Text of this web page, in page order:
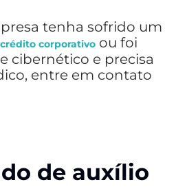
tenha sofrido um
corporativo ou foi
cibernético e precisa
entre em contato
de auxílio